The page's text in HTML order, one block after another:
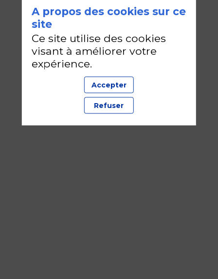
A propos des cookies sur ce
site
Ce site utilise des cookies
visant à améliorer votre
expérience.
Accepter
Refuser